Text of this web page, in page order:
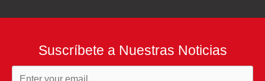
Suscríbete a Nuestras Noticias